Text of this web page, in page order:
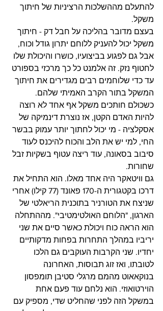
להתעלם מההשלכות הרציניות של חיתוך
משקל.
בעצם מדובר בהליכה על חבל דק - חיתוך
משקל יכול להעניק ללוחם יתרון גודל וכוח,
אבל גם לפגוע בביצועיו, כושרו והיכולת שלו
לחטוף נזק. זה אלמנט כל כך מרכזי בספורט
עד כדי שלוחמים רבים מגדירים את חיתוך
המשקל בתור הקרב האמיתי שלהם.
כשכולם חותכים משקל אף אחד לא רוצה
להיות האדם הקטן, אז נוצרת דינמיקה של
אסקלציה - מי יכול לחתוך יותר עמוק בבשר
החי, למי יש את הלב והכוח להיכנס לעוד
סיבוב בסאונה, עוד ריצה עטוף בשקיות זבל
שחורות.
גם וויטאקר היה אחד מאלו. הוא התחיל את
דרכו בקטגורית ה-170 פאונד (77 קילו) אחרי
שניצח את הטורניר בתוכנית הריאלטי של
הארגון, "הלוחם האולטימטיבי". מההתחלה
הוא הראה כוח ויכולת כאשר סיים את שני
יריביו במהלך התחרות בפחות מדקותיים
יחדיו. שני הקרבות העוקבים גם הלכו
לטובתו, ואז זוג תבוסות, האחרונה
בנוקאאוט מהמם מרגלי סטיבן תומפסון
הוירטואוזי. הוא נלחם עוד פעם אחת
במשקל הזה לפני שהחליט שדי, מספיק עם